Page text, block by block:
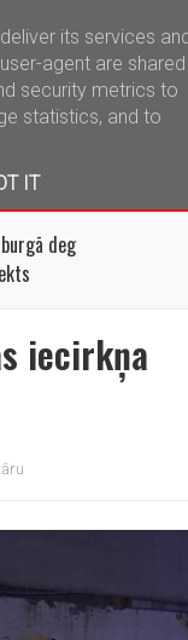
deg
iecirkņa
its services
agent are shared
security metrics to
statistics, and to
IT